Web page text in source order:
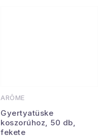
ARÔME
Gyertyatüske
koszorúhoz, 50 db,
fekete